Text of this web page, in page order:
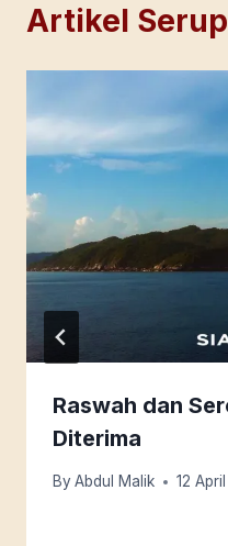
Artikel
Raswah dan
Diterima
By Abdul Malik 12